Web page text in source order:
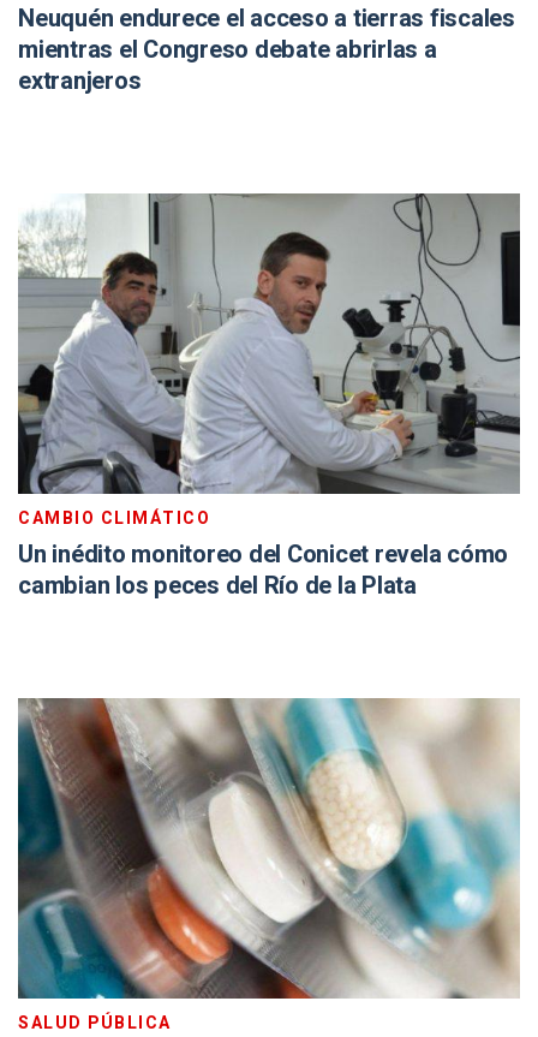
Neuquén endurece el acceso a tierras fiscales
mientras el Congreso debate abrirlas a
extranjeros
CAMBIO CLIMÁTICO
Un inédito monitoreo del Conicet revela cómo
cambian los peces del Río de la Plata
SALUD PÚBLICA